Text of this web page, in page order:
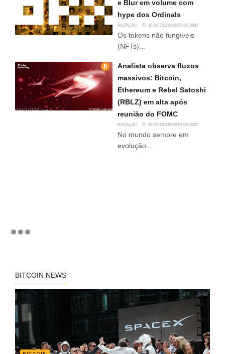
e Blur em volume com
hype dos Ordinals
REDAÇÃO 19 DE DEZEMBRO DE 2023
Os tokens não fungíveis
(NFTs)...
Analista observa fluxos
massivos: Bitcoin,
Ethereum e Rebel Satoshi
(RBLZ) em alta após
reunião do FOMC
REDAÇÃO 26 DE DEZEMBRO DE 2023
No mundo sempre em
evolução...
BITCOIN NEWS